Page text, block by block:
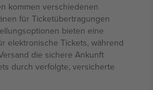
kommen verschiedenen
für Ticketübertragungen
bieten eine
elektronische Tickets, während
die sichere Ankunft
durch verfolgte, versicherte